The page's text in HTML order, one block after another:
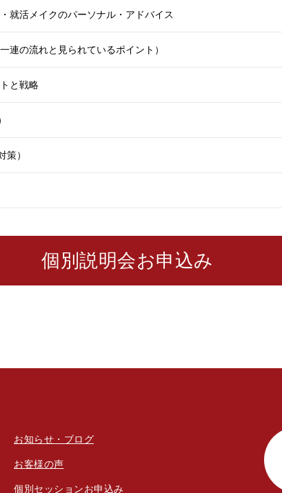
就活メイクのパーソナル・アドバイス
連の流れと見られているポイント）
と戦略
）
個別説明会お申込み
お知らせ・ブログ
お客様の声
個別セッションお申込み